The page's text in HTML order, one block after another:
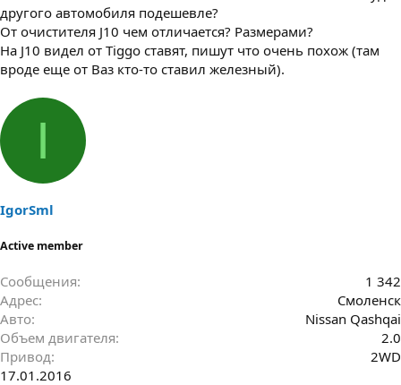
другого автомобиля подешевле?
От очистителя J10 чем отличается? Размерами?
На J10 видел от Tiggo ставят, пишут что очень похож (там
вроде еще от Ваз кто-то ставил железный).
I
IgorSml
Active member
Сообщения
1 342
Адрес
Смоленск
Авто
Nissan Qashqai
Объем двигателя
2.0
Привод
2WD
17.01.2016